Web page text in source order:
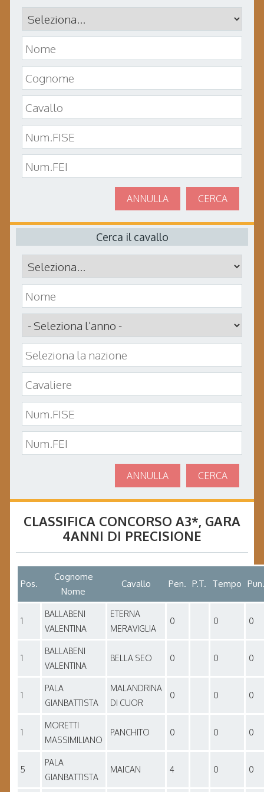
CERCA
ANNULLA
Cerca il cavallo
CERCA
ANNULLA
CLASSIFICA CONCORSO A3*, GARA
4ANNI DI PRECISIONE
Pos.
Cognome
Nome
Cavallo Pen. P.T. Tempo Pun.
1
BALLABENI
VALENTINA
ETERNA
MERAVIGLIA
0 0 0
1
BALLABENI
VALENTINA
BELLA SEO 0 0 0
1
PALA
GIANBATTISTA
MALANDRINA
DI CUOR
0 0 0
1
MORETTI
MASSIMILIANO
PANCHITO 0 0 0
5
PALA
GIANBATTISTA
MAICAN 4 0 0